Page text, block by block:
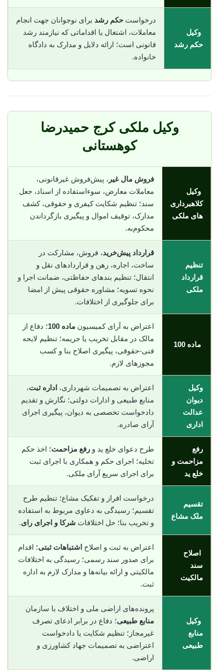
وکیل
حکم رشد
درخواست حکم رشد برای نوجوانان جهت انجام
معاملات، اشتغال یا اقداماتی که نیازمند رشد
قانونی است؛ ارائه دلایل و مدارک به دادگاه
خانواده.
وکیل ملکی کرج حمیدرضا
کوهستانی
وکیل
کلاهبرداری
های ملکی
فروش مال غیر ، پیش‌فروش غیرقانونی،
معاملات معارض، سوء‌استفاده از اسناد، جعل
سند؛ تنظیم شکایت کیفری و حقوقی، کشف
مدارک، توقیف اموال و پیگیری بازگرداندن
محکوم‌به.
تنظیم
قرارداد
ملکی
قرارداد پیش‌خرید، فروش، مشارکت در
ساخت، اجاره، رهن و قراردادهای نقل و
انتقال؛ تنظیم بندهای حفاظتی، ضمانت اجرا و
نحوه تسویه؛ مشاوره حقوقی پیش از امضا
برای جلوگیری از اختلافات.
ماده 100
اعتراض به آرای کمیسیون ماده 100
؛ دفاع از
مالک در مقابل تخریب یا جریمه؛ تنظیم لایحه
فنی-حقوقی، پیگیری اصلاح بنا و کسب
مجوزهای لازم.
وکیل
دیوان
عدالت
اداری
اعتراض به تصمیمات شهرداری، اداره ثبت،
منابع طبیعی و ادارات دولتی؛ نگارش و تقدیم
دادخواست تخصصی به دیوان، پیگیری اجرای
آرای صادره.
رفع
مزاحمت و
خلع ید
طرح دعوای خلع ید و رفع مزاحمت؛ اخذ حکم
تخلیه؛ اجرای حکم و همکاری با اجرای ثبت
برای اجرای سریع آرای ملکی.
تقسیم
ملک مشاع
درخواست افراز و تفکیک مشاع؛ تنظیم طرح
تقسیم؛ رسیدگی به دعاوی مربوط به استفاده
و تخریب بنا؛ حل اختلافات شرکا و اجرای رای.
اصلاح
سند
مالکیت
اعتراض به ثبت و اصلاح اشتباهات ثبتی؛ اقدام
برای صدور سند رسمی؛ رسیدگی به اختلافات
مالکیتی و ارائه بیانه‌ها و مدارک لازم به اداره
ثبت.
وکیل
منابع
طبیعی
پرونده‌های اراضی ملی و اختلاف با سازمان
منابع طبیعی؛ دفاع در برابر ادعای تصرف
غیرمجاز؛ تنظیم شکایت یا دادخواست
اعتراضی به تصمیمات جهاد کشاورزی و
اراضی.